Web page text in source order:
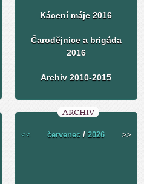
Kácení máje 2016
Čarodějnice a brigáda
2016
Archiv 2010-2015
ARCHIV
<< červenec /2026 >>